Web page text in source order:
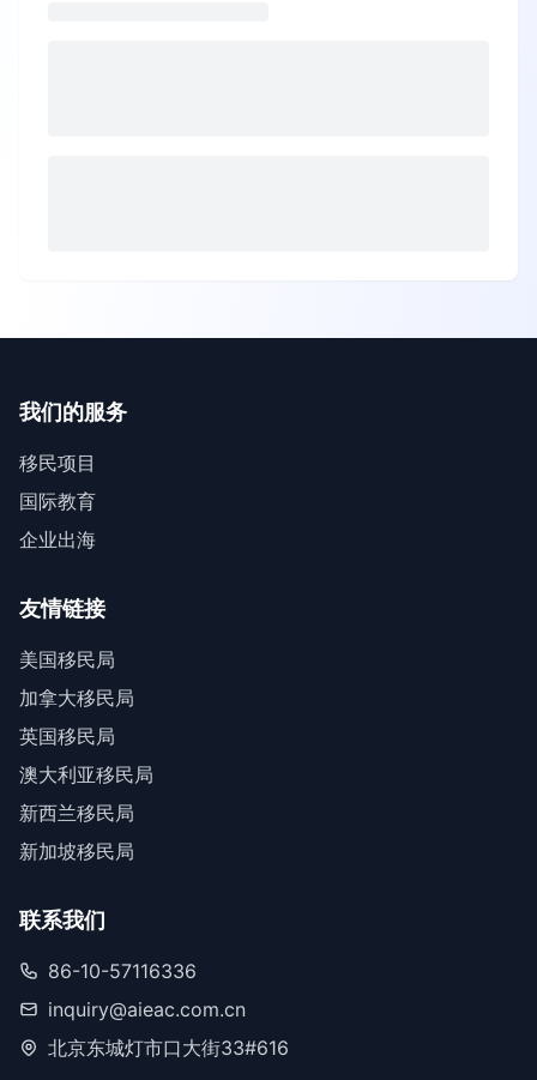
我们的服务
移民项目
国际教育
企业出海
友情链接
美国移民局
加拿大移民局
英国移民局
澳大利亚移民局
新西兰移民局
新加坡移民局
联系我们
86-10-57116336
inquiry@aieac.com.cn
北京东城灯市口大街33#616